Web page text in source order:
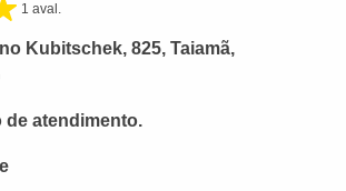
1 aval.
Kubitschek, 825, Taiamã,
de atendimento.